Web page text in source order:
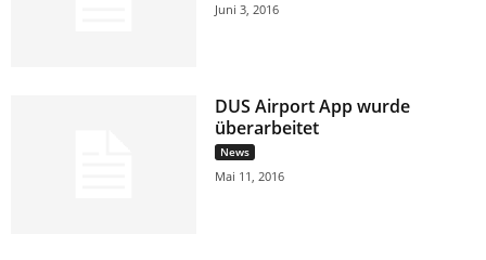
Juni 3, 2016
DUS Airport App wurde
überarbeitet
News
Mai 11, 2016